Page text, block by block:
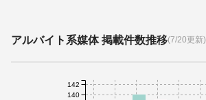
アルバイト系媒体 掲載件数推移(7/20更新)
140
142